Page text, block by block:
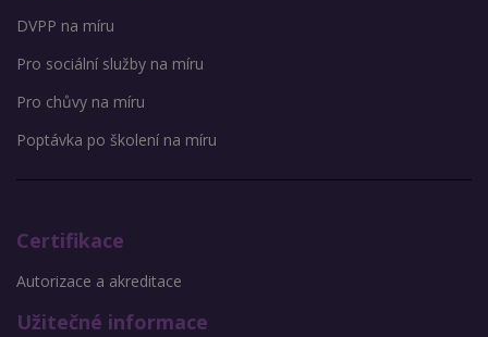
DVPP na míru
Pro sociální služby na míru
Pro chůvy na míru
Poptávka po školení na míru
Certifikace
Autorizace a akreditace
Užitečné informace